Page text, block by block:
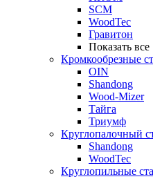
SCM
WoodTec
Гравитон
Показать все
Кромкообрезные
OIN
Shandong
Wood-Mizer
Тайга
Триумф
Круглопалочный
Shandong
WoodTec
Круглопильные